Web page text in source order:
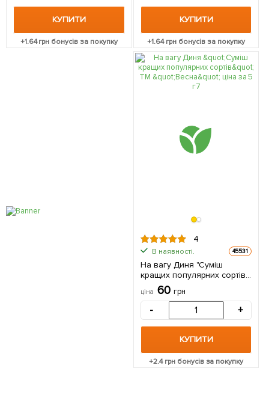
КУПИТИ
+1.64грн бонусів за покупку
КУПИТИ
+1.64грн бонусів за покупку
4
В наявності. 45531
На вагу Диня "Суміш
кращих популярних сортів"
ТМ "Весна" ціна за 5 г
ціна 60 грн
- +
КУПИТИ
+2.4грн бонусів за покупку